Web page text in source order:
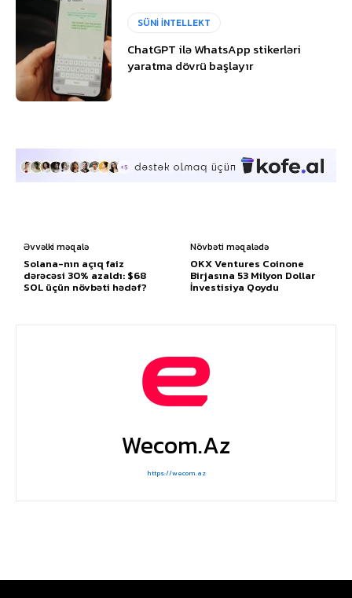
SÜNİ İNTELLEKT
ChatGPT ilə WhatsApp stikerləri
yaratma dövrü başlayır
Əvvəlki məqalə
Solana-nın açıq faiz
dərəcəsi 30% azaldı: $68
SOL üçün növbəti hədəf?
Növbəti məqalədə
OKX Ventures Coinone
Birjasına 53 Milyon Dollar
İnvestisiya Qoydu
Wecom.az
https://wecom.az